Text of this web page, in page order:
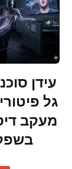
גל
מעקב